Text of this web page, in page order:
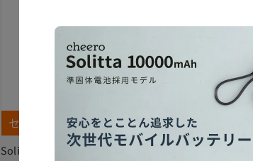
セール
Solitta 10000mAh 準固体電池 USB-